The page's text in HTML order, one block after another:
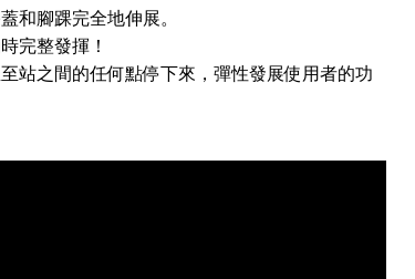
和腳踝完全地伸展。
完整發揮！
站之間的任何點停下來，彈性發展使用者的功